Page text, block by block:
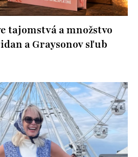
tajomstvá a množstvo
a Graysonov sľub